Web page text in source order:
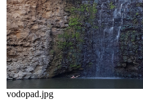
vodopad.jpg